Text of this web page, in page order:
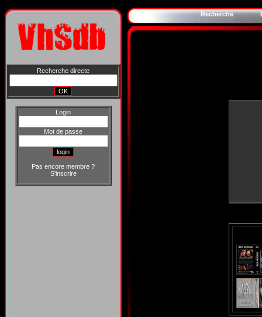
Recherche directe
Login
Mot de passe
Pas encore membre ?
S'inscrire
Recherche